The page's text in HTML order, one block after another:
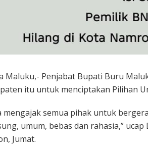
Maluku,- Penjabat Bupati Buru
itu untuk menciptakan Pilihan
mengajak semua pihak untuk
umum, bebas dan rahasia,”
Jumat.